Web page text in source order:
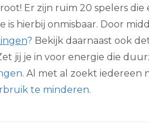
Er zijn ruim 20 spelers
is hierbij onmisbaar. Door
? Bekijk daarnaast ook
jij je in voor energie die
. Al met al zoekt iedereen
te minderen.